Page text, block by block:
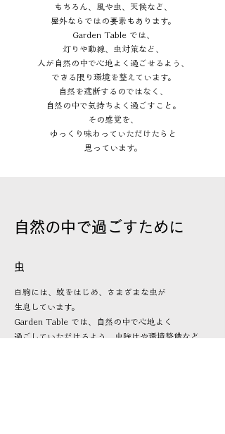
もちろん、風や虫、天候など、
屋外ならではの要素もあります。
Garden Table では、
灯りや動線、虫対策など、
人が自然の中で心地よく過ごせるよう、
できる限り環境を整えています。
自然を遮断するのではなく、
自然の中で気持ちよく過ごすこと。
その感覚を、
ゆっくり味わっていただけたらと
思っています。
自然の中で過ごすために
虫
白駒には、蚊をはじめ、さまざまな虫が
生息しています。
Garden Table では、自然の中で心地よく
過ごしていただけるよう、
虫除けや環境整備など、